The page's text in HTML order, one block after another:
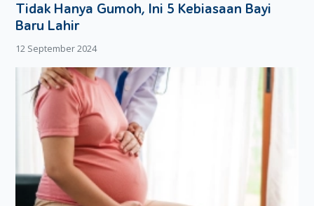
Tidak Hanya Gumoh, Ini 5 Kebiasaan Bayi
Baru Lahir
12 September 2024